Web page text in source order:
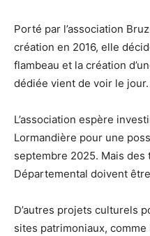
Porté par l’association
création en 2016, elle
flambeau et la création
dédiée vient de voir le jour.
L’association espère
Lormandière pour une
septembre 2025. Mais
Départemental doivent
D’autres projets culturels
sites patrimoniaux,